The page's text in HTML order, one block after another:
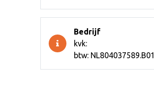
Bedrijf
kvk:
btw: NL804037589.B01